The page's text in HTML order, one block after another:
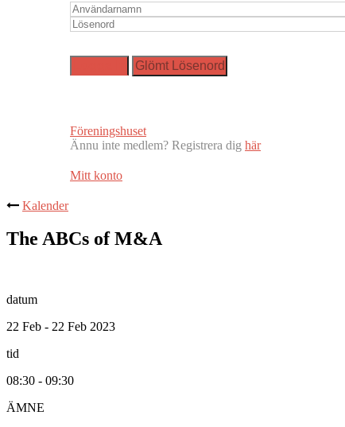
Föreningshuset
Ännu inte medlem? Registrera dig här
Mitt konto
Kalender
The ABCs of M&A
datum
22 Feb - 22 Feb 2023
tid
08:30 - 09:30
ÄMNE